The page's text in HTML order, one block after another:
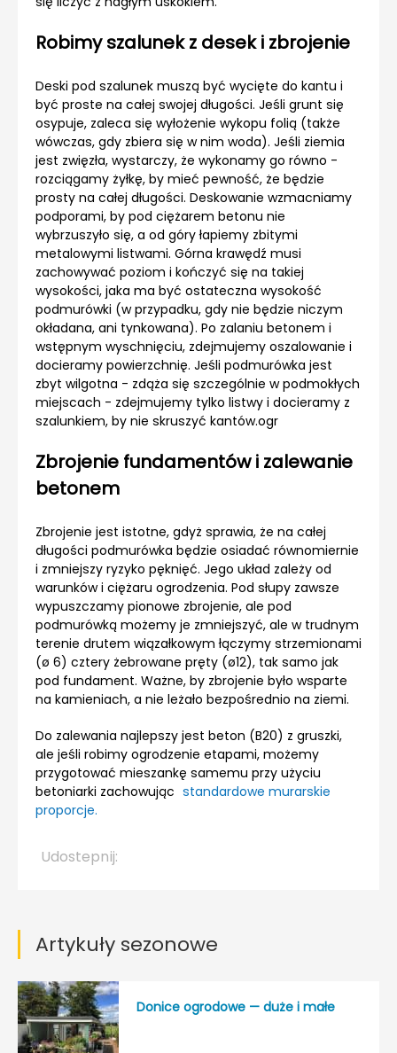
Robimy szalunek z desek i zbrojenie
Deski pod szalunek muszą być wycięte do kantu i
być proste na całej swojej długości. Jeśli grunt się
osypuje, zaleca się wyłożenie wykopu folią (także
wówczas, gdy zbiera się w nim woda). Jeśli ziemia
jest zwięzła, wystarczy, że wykonamy go równo -
rozciągamy żyłkę, by mieć pewność, że będzie
prosty na całej długości. Deskowanie wzmacniamy
podporami, by pod ciężarem betonu nie
wybrzuszyło się, a od góry łapiemy zbitymi
metalowymi listwami. Górna krawędź musi
zachowywać poziom i kończyć się na takiej
wysokości, jaka ma być ostateczna wysokość
podmurówki (w przypadku, gdy nie będzie niczym
okładana, ani tynkowana). Po zalaniu betonem i
wstępnym wyschnięciu, zdejmujemy oszalowanie i
docieramy powierzchnię. Jeśli podmurówka jest
zbyt wilgotna - zdąża się szczególnie w podmokłych
miejscach - zdejmujemy tylko listwy i docieramy z
szalunkiem, by nie skruszyć kantów.ogr
Zbrojenie fundamentów i zalewanie
betonem
Zbrojenie jest istotne, gdyż sprawia, że na całej
długości podmurówka będzie osiadać równomiernie
i zmniejszy ryzyko pęknięć. Jego układ zależy od
warunków i ciężaru ogrodzenia. Pod słupy zawsze
wypuszczamy pionowe zbrojenie, ale pod
podmurówką możemy je zmniejszyć, ale w trudnym
terenie drutem wiązałkowym łączymy strzemionami
(ø 6) cztery żebrowane pręty (ø12), tak samo jak
pod fundament. Ważne, by zbrojenie było wsparte
na kamieniach, a nie leżało bezpośrednio na ziemi.
Do zalewania najlepszy jest beton (B20) z gruszki,
ale jeśli robimy ogrodzenie etapami, możemy
przygotować mieszankę samemu przy użyciu
betoniarki zachowując standardowe murarskie
proporcje.
Udostepnij:
Artykuły sezonowe
Donice ogrodowe — duże i małe